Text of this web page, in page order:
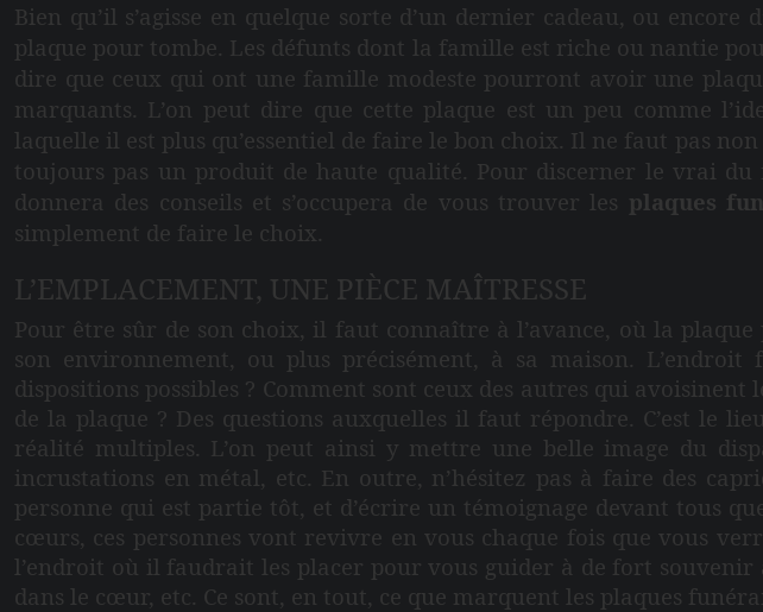
Bien qu’il s’agisse en quelque sorte d’un dernier cadeau, ou
plaque pour tombe. Les défunts dont la famille est riche ou nantie
dire que ceux qui ont une famille modeste pourront avoir une
marquants. L’on peut dire que cette plaque est un peu comme
laquelle il est plus qu’essentiel de faire le bon choix. Il ne faut pas
toujours pas un produit de haute qualité. Pour discerner le vrai du
donnera des conseils et s’occupera de vous trouver les plaques
simplement de faire le choix.
L’EMPLACEMENT, UNE PIÈCE MAÎTRESSE
Pour être sûr de son choix, il faut connaître à l’avance, où la
son environnement, ou plus précisément, à sa maison.
dispositions possibles ? Comment sont ceux des autres qui
de la plaque ? Des questions auxquelles il faut répondre. C’est le
réalité multiples. L’on peut ainsi y mettre une belle image du
incrustations en métal, etc. En outre, n’hésitez pas à faire des
personne qui est partie tôt, et d’écrire un témoignage devant tous
cœurs, ces personnes vont revivre en vous chaque fois que vous
l’endroit où il faudrait les placer pour vous guider à de fort
dans le cœur, etc. Ce sont, en tout, ce que marquent les plaques